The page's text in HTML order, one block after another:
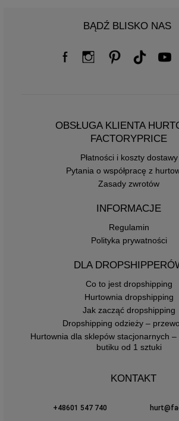
BĄDŹ BLISKO NAS
OBSŁUGA KLIENTA
FACTORYPRICE
Płatności i koszty dostawy
Pytania o współpracę z
Zasady zwrotów
INFORMACJE
Regulamin
Polityka prywatności
DLA
Co to jest dropshipping
Hurtownia dropshipping
Jak zacząć dropshipping
Dropshipping odzieży –
Hurtownia dla sklepów stacjonarnych
butiku od 1 sztuki
KONTAKT
+48601 547 740